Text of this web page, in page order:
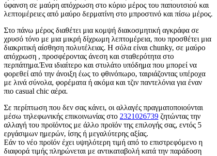
ύφανση σε μαύρη απόχρωση στο κύριο μέρος του παπουτσιού και
λεπτομέρειες από μαύρο δερματίνη στο μπροστινό και πίσω μέρος.
Στο πάνω μέρος διαθέτει μια κομψή διακοσμητική αγκράφα σε
χρυσό τόνο με μια μικρή δίχρωμη λεπτομέρεια, που προσθέτει μια
διακριτική αίσθηση πολυτέλειας. Η σόλα είναι chunky, σε μαύρο
απόχρωση , προσφέροντας άνεση και σταθερότητα στο
περπάτημα.Ένα ιδιαίτερο και στυλάτο υπόδημα που μπορεί να
φορεθεί από την άνοιξη έως το φθινόπωρο, ταιριάζοντας υπέροχα
με λινά σύνολα, φορέματα ή ακόμα και τζιν παντελόνια για έναν
πιο casual chic αέρα.
Σε περίπτωση που δεν σας κάνει, οι αλλαγές πραγματοποιούνται
μέσω τηλεφωνικής επικοινωνίας στο 2321026739 ζητώντας την
αλλαγή του προϊόντος με άλλο προϊόν της επιλογής σας, εντός 5
εργάσιμων ημερών, ίσης ή μεγαλύτερης αξίας.
Εάν το νέο προϊόν έχει υψηλότερη τιμή από το επιστρεφόμενο η
διαφορά τιμής πληρώνεται με αντικαταβολή κατά την παράδοση